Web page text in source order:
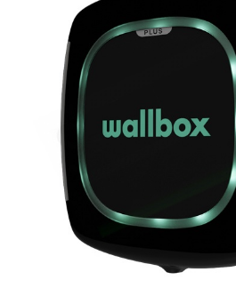
Contatti
My account
Produttori
Sample Page